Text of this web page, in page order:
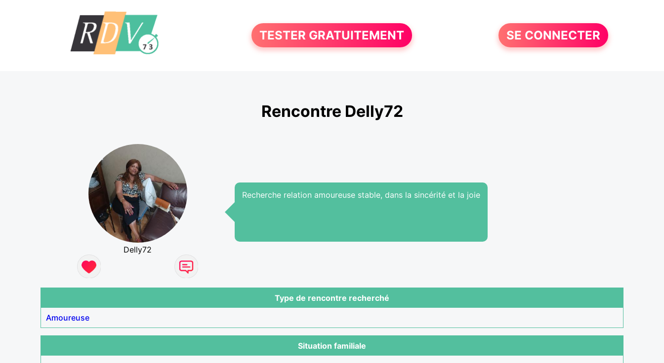
TESTER GRATUITEMENT SE CONNECTER
Rencontre Delly72
Delly72
Recherche relation amoureuse stable, dans la sincérité et la joie
Type de rencontre recherché
Amoureuse
Situation familiale